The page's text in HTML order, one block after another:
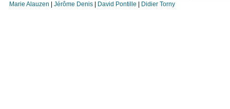
Marie Alauzen
Jérôme Denis| David Pontille Didier Torny